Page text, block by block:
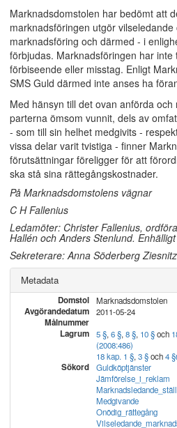
Marknadsdomstolen har bedömt att
marknadsföringen utgör vilseledande
marknadsföring och därmed - i
förbjudas. Marknadsföringen har
förbiseende eller misstag. Enligt
SMS Guld därmed inte anses ha
Med hänsyn till det ovan anförda
parterna ömsom vunnit, dels av
- som till sin helhet medgivits -
vissa delar varit tvistiga - finner
förutsättningar föreligger för att
ska stå sina rättegångskostnader.
På Marknadsdomstolens vägnar
C H Fallenius
Ledamöter: Christer Fallenius,
Hallén och Anders Stenlund. Enhälligt
Sekreterare: Anna Söderberg Ziesnitz
Metadata
Domstol Marknadsdomstolen
Avgörandedatum 2011-05-24
Målnummer
Lagrum
5 §, 6 §, 8 §, 10 §och
(2008:486)
18 kap. 1 §, 3 §och4 §
Sökord
Guldköptjänster
Jämförelse_i_reklam
Medgivande
Onödig_rättegång